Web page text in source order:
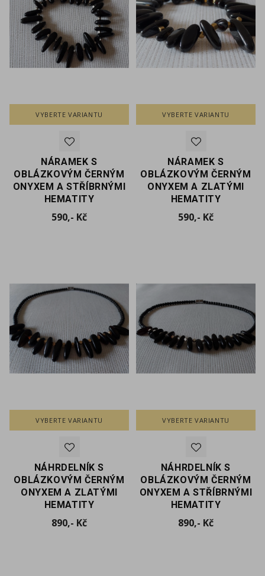
VYBERTE VARIANTU
NÁRAMEK S
OBLÁZKOVÝM ČERNÝM
ONYXEM A STŘÍBRNÝMI
HEMATITY
590,- KčCena
VYBERTE VARIANTU
NÁRAMEK S
OBLÁZKOVÝM ČERNÝM
ONYXEM A ZLATÝMI
HEMATITY
590,- KčCena
VYBERTE VARIANTU
NÁHRDELNÍK S
OBLÁZKOVÝM ČERNÝM
ONYXEM A ZLATÝMI
HEMATITY
890,- KčCena
VYBERTE VARIANTU
NÁHRDELNÍK S
OBLÁZKOVÝM ČERNÝM
ONYXEM A STŘÍBRNÝMI
HEMATITY
890,- KčCena